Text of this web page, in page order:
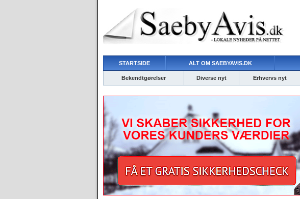
STARTSIDE ALT OM SAEBYAVIS.DK
Bekendtgørelser Diverse nyt Erhvervs nyt